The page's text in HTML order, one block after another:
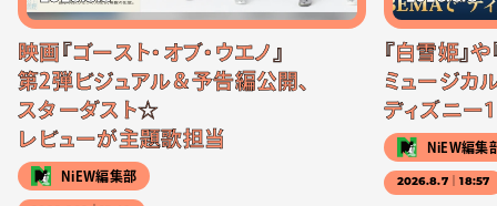
映画『ゴースト・オブ・ウエノ』
第2弾ビジュアル＆予告編公開、
スターダスト☆
レビューが主題歌担当
NiEW編集部
『白雪姫』
ミュージカル
ディズニー
NiEW編集
2026.8.7｜18:57